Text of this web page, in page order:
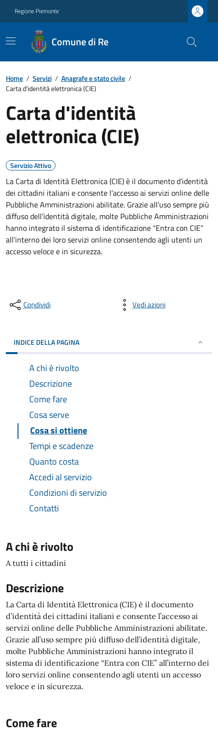
Regione Piemonte
Comune di Re
Home / Servizi / Anagrafe e stato civile /
Carta d'identità elettronica (CIE)
Carta d'identità
elettronica (CIE)
Servizio Attivo
La Carta di Identità Elettronica (CIE) è il documento d’identità
dei cittadini italiani e consente l’accesso ai servizi online delle
Pubbliche Amministrazioni abilitate. Grazie all’uso sempre più
diffuso dell’identità digitale, molte Pubbliche Amministrazioni
hanno integrato il sistema di identificazione “Entra con CIE”
all’interno dei loro servizi online consentendo agli utenti un
accesso veloce e in sicurezza.
Condividi Vedi azioni
INDICE DELLA PAGINA
A chi è rivolto
Descrizione
Come fare
Cosa serve
Cosa si ottiene
Tempi e scadenze
Quanto costa
Accedi al servizio
Condizioni di servizio
Contatti
A chi è rivolto
A tutti i cittadini
Descrizione
La Carta di Identità Elettronica (CIE) è il documento
d’identità dei cittadini italiani e consente l’accesso ai
servizi online delle Pubbliche Amministrazioni abilitate.
Grazie all’uso sempre più diffuso dell’identità digitale,
molte Pubbliche Amministrazioni hanno integrato il
sistema di identificazione “Entra con CIE” all’interno dei
loro servizi online consentendo agli utenti un accesso
veloce e in sicurezza.
Come fare